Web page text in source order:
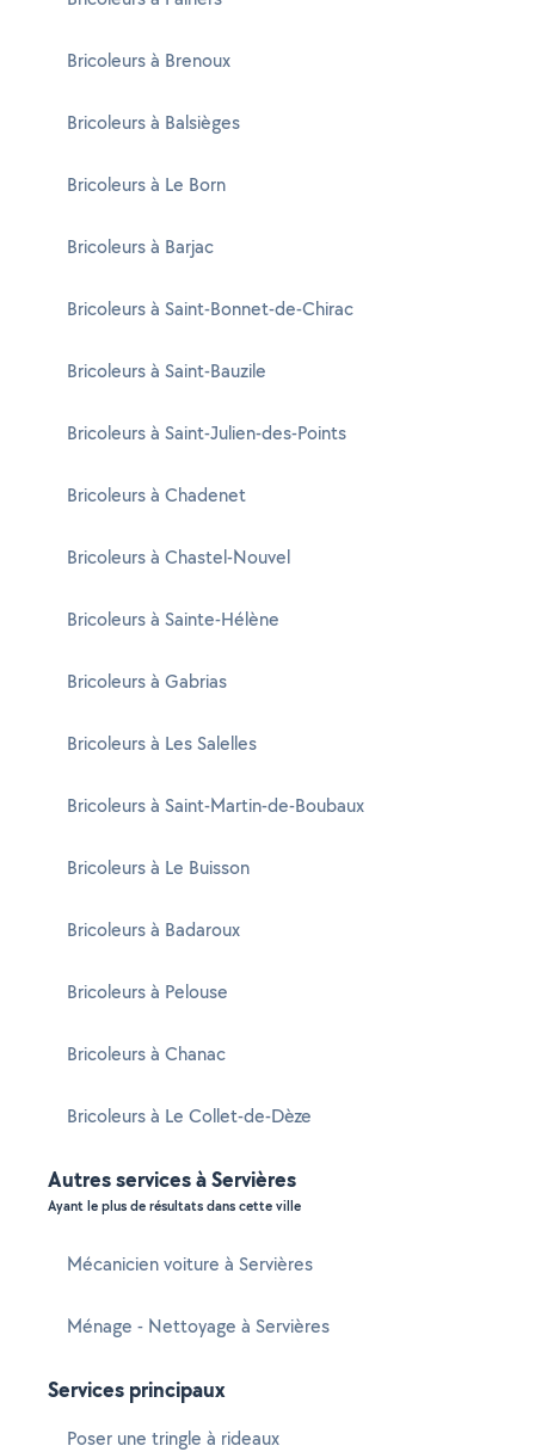
Bricoleurs à Brenoux
Bricoleurs à Balsièges
Bricoleurs à Le Born
Bricoleurs à Barjac
Bricoleurs à Saint-Bonnet-de-Chirac
Bricoleurs à Saint-Bauzile
Bricoleurs à Saint-Julien-des-Points
Bricoleurs à Chadenet
Bricoleurs à Chastel-Nouvel
Bricoleurs à Sainte-Hélène
Bricoleurs à Gabrias
Bricoleurs à Les Salelles
Bricoleurs à Saint-Martin-de-Boubaux
Bricoleurs à Le Buisson
Bricoleurs à Badaroux
Bricoleurs à Pelouse
Bricoleurs à Chanac
Bricoleurs à Le Collet-de-Dèze
Autres services à Servières
Ayant le plus de résultats dans cette ville
Mécanicien voiture à Servières
Ménage - Nettoyage à Servières
Services principaux
Poser une tringle à rideaux